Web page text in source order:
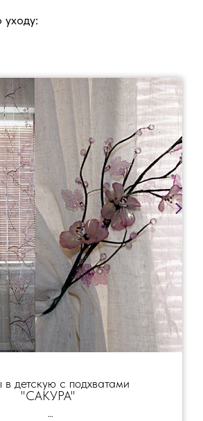
детскую с подхватами
"САКУРА"